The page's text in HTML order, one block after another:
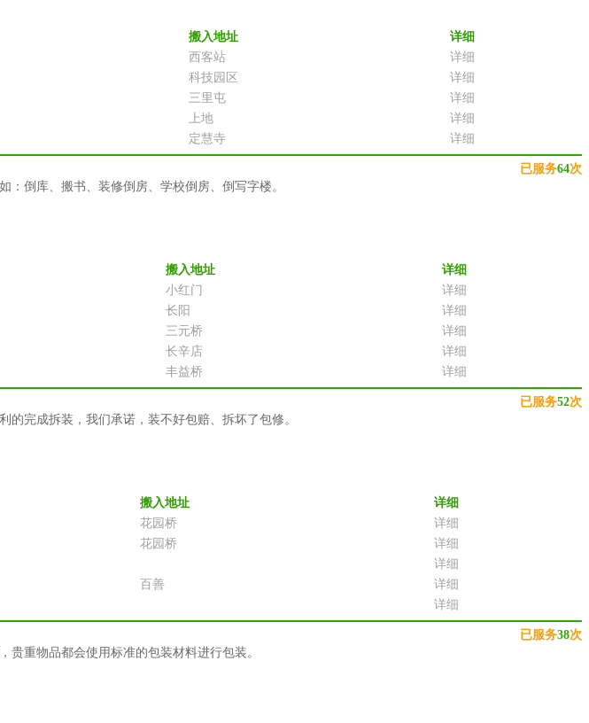
搬入地址
详细
西客站
详细
科技园区
详细
三里屯
详细
上地
详细
定慧寺 详细
已服务64次
倒库、搬书、装修倒房、学校倒房、倒写字楼。
搬入地址
详细
小红门
详细
长阳
详细
三元桥
详细
长辛店
详细
丰益桥 详细
已服务52次
完成拆装，我们承诺，装不好包赔、拆坏了包修。
搬入地址
详细
花园桥
详细
花园桥
详细
详细
百善
详细
详细
已服务38次
重物品都会使用标准的包装材料进行包装。